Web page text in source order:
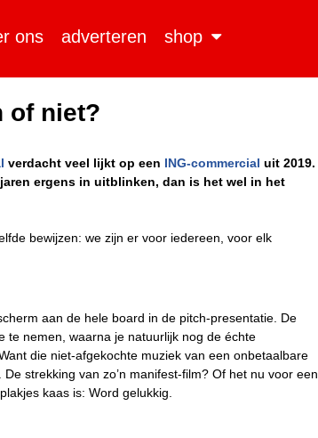
ons adverteren shop
of niet?
verdacht veel lijkt op een ING-commercial uit 2019.
ergens in uitblinken, dan is het wel in het
bewijzen: we zijn er voor iedereen, voor elk
aan de hele board in de pitch-presentatie. De
te nemen, waarna je natuurlijk nog de échte
die niet-afgekochte muziek van een onbetaalbare
strekking van zo’n manifest-film? Of het nu voor een
kaas is: Word gelukkig.